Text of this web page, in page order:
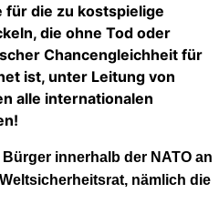
die zu kostspielige
die ohne Tod oder
Chancengleichheit für
ist, unter Leitung von
alle internationalen
innerhalb der NATO an
nämlich die